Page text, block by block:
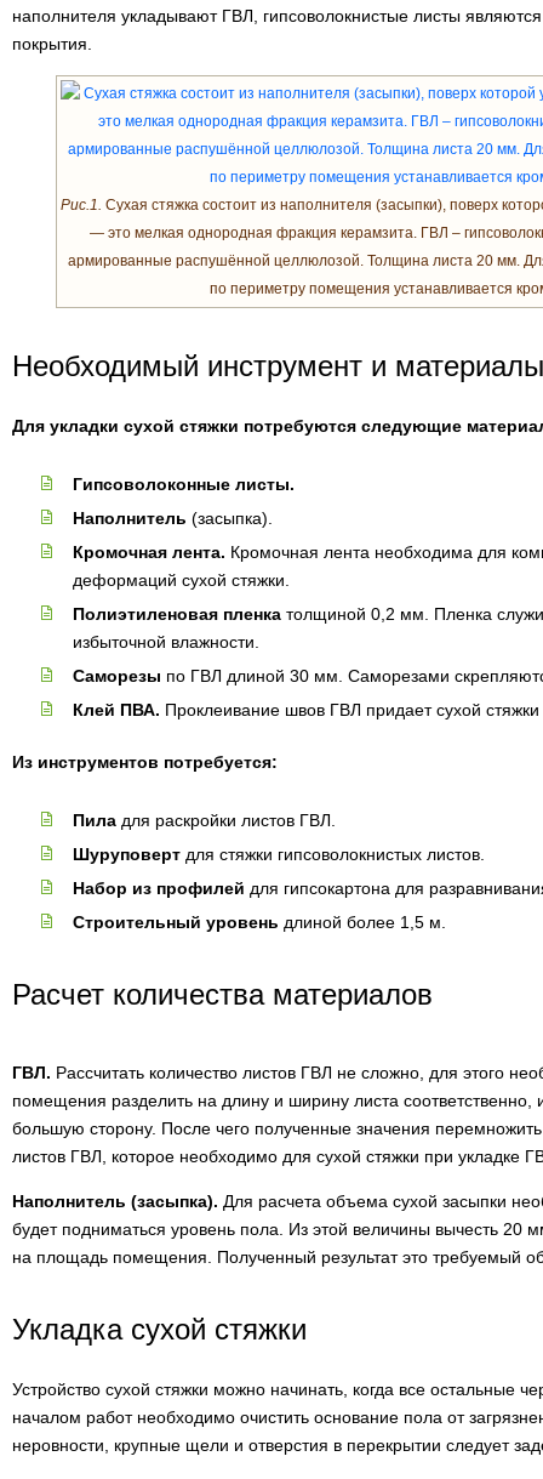
наполнителя укладывают ГВЛ, гипсоволокнистые листы
покрытия.
Рис.1. Сухая стяжка состоит из наполнителя (засыпки), поверх
— это мелкая однородная фракция керамзита. ГВЛ –
армированные распушённой целлюлозой. Толщина листа 20 мм.
по периметру помещения устанавливается
Необходимый инструмент и материалы
Для укладки сухой стяжки потребуются следующие
Гипсоволоконные листы.
Наполнитель (засыпка).
Кромочная лента. Кромочная лента необходима для
деформаций сухой стяжки.
Полиэтиленовая пленка толщиной 0,2 мм. Пленка
избыточной влажности.
Саморезы по ГВЛ длиной 30 мм. Саморезами
Клей ПВА. Проклеивание швов ГВЛ придает сухой
Из инструментов потребуется:
Пила для раскройки листов ГВЛ.
Шуруповерт для стяжки гипсоволокнистых листов.
Набор из профилей для гипсокартона для
Строительный уровень длиной более 1,5 м.
Расчет количества материалов
ГВЛ. Рассчитать количество листов ГВЛ не сложно, для этого
помещения разделить на длину и ширину листа соответственно,
большую сторону. После чего полученные значения
листов ГВЛ, которое необходимо для сухой стяжки при укладке
Наполнитель (засыпка). Для расчета объема сухой засыпки
будет подниматься уровень пола. Из этой величины вычесть 20
на площадь помещения. Полученный результат это требуемый
Укладка сухой стяжки
Устройство сухой стяжки можно начинать, когда все остальные
началом работ необходимо очистить основание пола от
неровности, крупные щели и отверстия в перекрытии следует